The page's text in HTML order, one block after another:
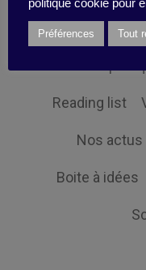
Point sur
Reading list
Nos actus
Boite à idées
politique cookie pour
Préférences Tout